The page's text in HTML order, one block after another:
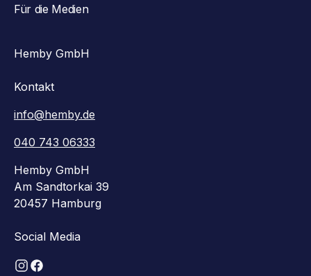
Für die Medien
Hemby GmbH
Kontakt
info@hemby.de
040 743 06333
Hemby GmbH
Am Sandtorkai 39
20457 Hamburg
Social Media